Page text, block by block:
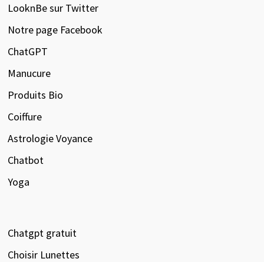
LooknBe sur Twitter
Notre page Facebook
ChatGPT
Manucure
Produits Bio
Coiffure
Astrologie Voyance
Chatbot
Yoga
Chatgpt gratuit
Choisir Lunettes